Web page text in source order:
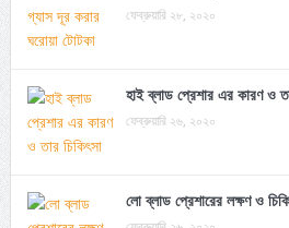
ফেব্রুয়ারি ২৮, ২০২০
হাই ব্লাড প্রেশার এর কারণ ও
ফেব্রুয়ারি ২৬, ২০২০
লো ব্লাড প্রেশারের লক্ষণ ও